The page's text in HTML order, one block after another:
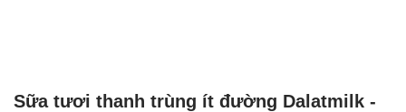
Sữa tươi thanh trùng ít đường Dalatmilk -